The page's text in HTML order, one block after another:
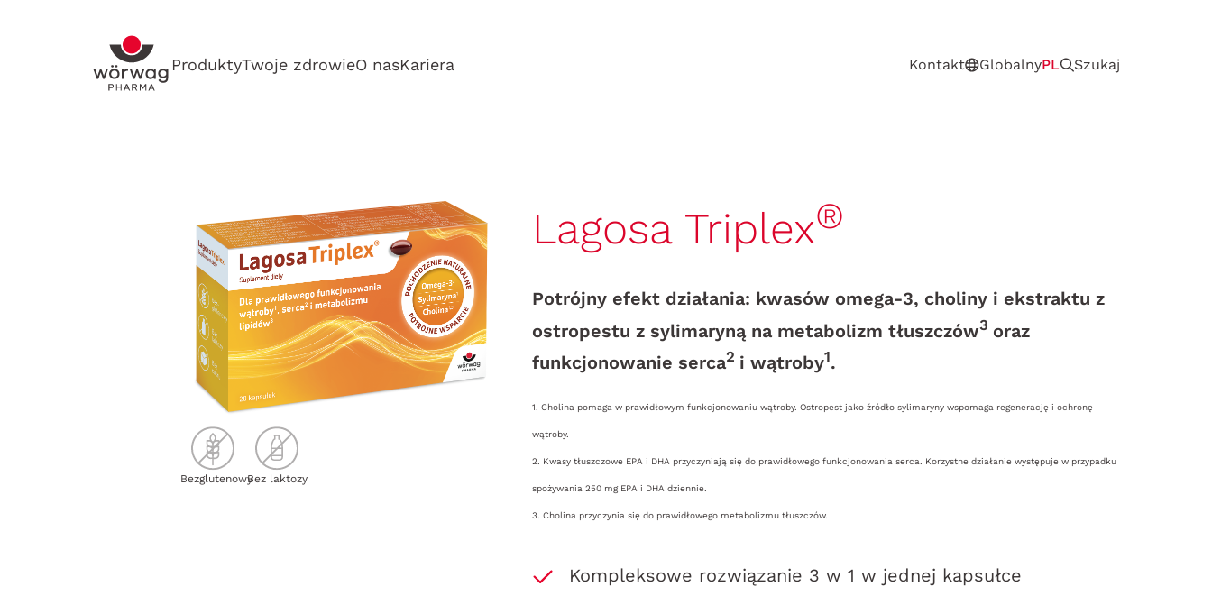
ProduktyTwoje zdrowieO nasKariera Kontakt GlobalnyPL Szukaj
BezglutenowyBez laktozy
Lagosa Triplex®
Potrójny efekt działania: kwasów omega-3, choliny i ekstraktu z
ostropestu z sylimaryną na metabolizm tłuszczów3 oraz
funkcjonowanie serca2 i wątroby1.
1. Cholina pomaga w prawidłowym funkcjonowaniu wątroby. Ostropest jako źródło sylimaryny wspomaga regenerację i ochronę
wątroby.
2. Kwasy tłuszczowe EPA i DHA przyczyniają się do prawidłowego funkcjonowania serca. Korzystne działanie występuje w przypadku
spożywania 250 mg EPA i DHA dziennie.
3. Cholina przyczynia się do prawidłowego metabolizmu tłuszczów.
Kompleksowe rozwiązanie 3 w 1 w jednej kapsułce